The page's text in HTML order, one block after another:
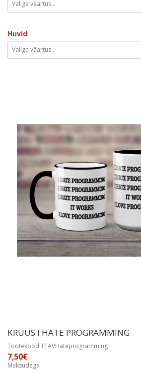
Huvid
KRUUS I HATE PROGRAMMING
Tootekood TTAVHateprogramming
7,50€
Maksudega